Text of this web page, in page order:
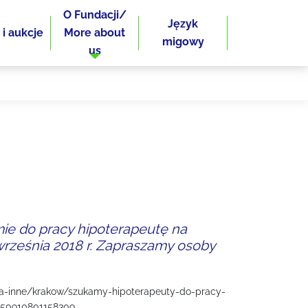
i aukcje
O Fundacji/
More about
us
Język
migowy
do pracy hipoterapeutę na
2018 r. Zapraszamy osoby
inne/krakow/szukamy-hipoterapeuty-do-pracy-